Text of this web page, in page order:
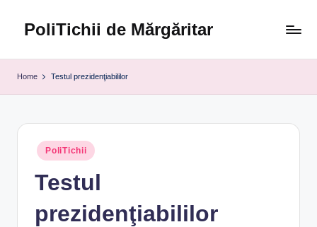
PoliTichii de Mărgăritar
Home Testul prezidenţiabililor
Posted
in
PoliTichii
Testul
prezidenţiabililor